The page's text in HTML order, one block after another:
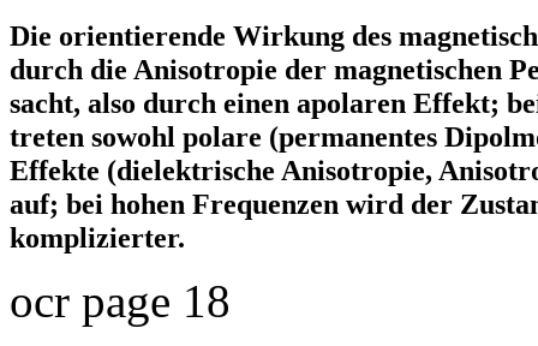
Die orientierende Wirkung des
durch die Anisotropie der magnetischen
sacht, also durch einen apolaren Effekt;
treten sowohl polare (permanentes
Effekte (dielektrische Anisotropie,
auf; bei hohen Frequenzen wird der
komplizierter.
ocr page 18